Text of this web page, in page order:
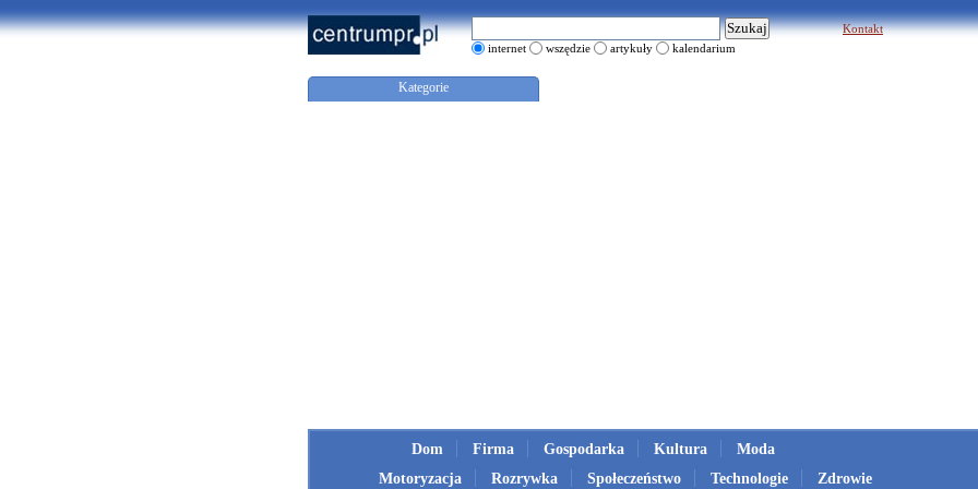
internet wszędzie artykuły kalendarium
Kontakt
Kategorie
Dom Firma Gospodarka Kultura
Moda
Motoryzacja
Rozrywka Społeczeństwo Technologie Zdrowie